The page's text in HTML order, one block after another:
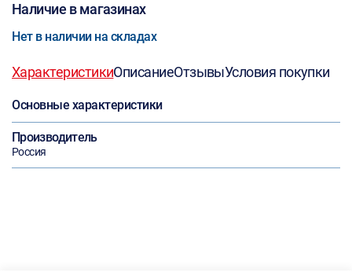
Наличие в магазинах
Нет в наличии на складах
ХарактеристикиОписаниеОтзывыУсловия покупки
Основные характеристики
Производитель
Россия